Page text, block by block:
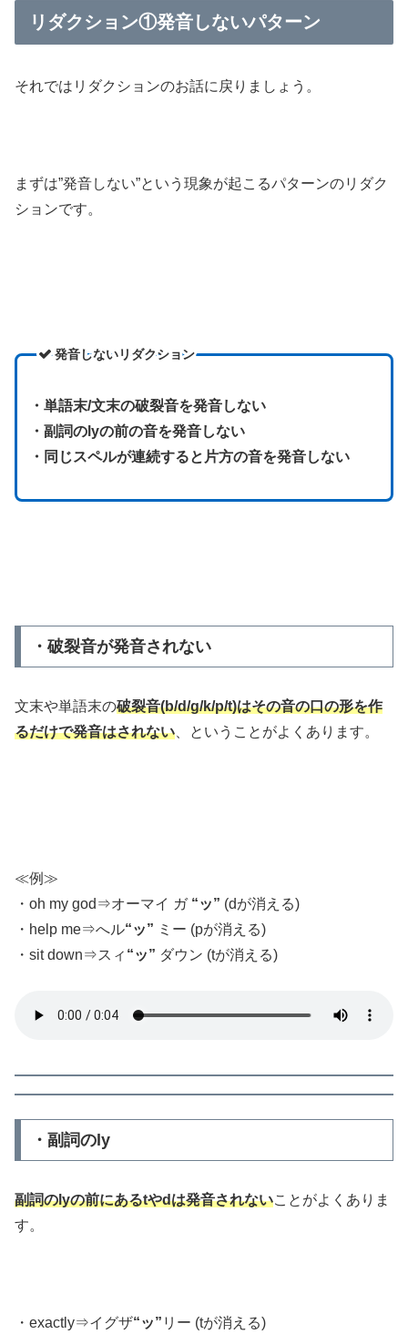
リダクション①発音しないパターン
それではリダクションのお話に戻りましょう。
まずは”発音しない”という現象が起こるパターンのリダク
ションです。
発音しないリダクション
・単語末/文末の破裂音を発音しない
・副詞のlyの前の音を発音しない
・同じスペルが連続すると片方の音を発音しない
・破裂音が発音されない
文末や単語末の破裂音(b/d/g/k/p/t)はその音の口の形を作
るだけで発音はされない 、ということがよくあります。
≪例≫
・oh my god⇒オーマイ ガ “ッ” (dが消える)
・help me⇒へル“ッ” ミー (pが消える)
・sit down⇒スィ “ッ” ダウン (tが消える)
・副詞のly
副詞のlyの前にあるtやdは発音されないことがよくありま
す。
・exactly⇒イグザ“ッ” リー (tが消える)